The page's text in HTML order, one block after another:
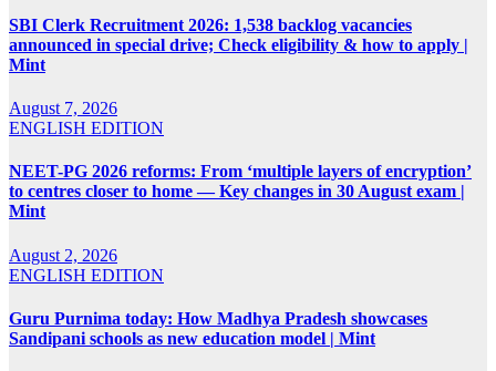
SBI Clerk Recruitment 2026: 1,538 backlog vacancies
announced in special drive; Check eligibility & how to apply |
Mint
August 7, 2026
ENGLISH EDITION
NEET-PG 2026 reforms: From ‘multiple layers of encryption’
to centres closer to home — Key changes in 30 August exam |
Mint
August 2, 2026
ENGLISH EDITION
Guru Purnima today: How Madhya Pradesh showcases
Sandipani schools as new education model | Mint